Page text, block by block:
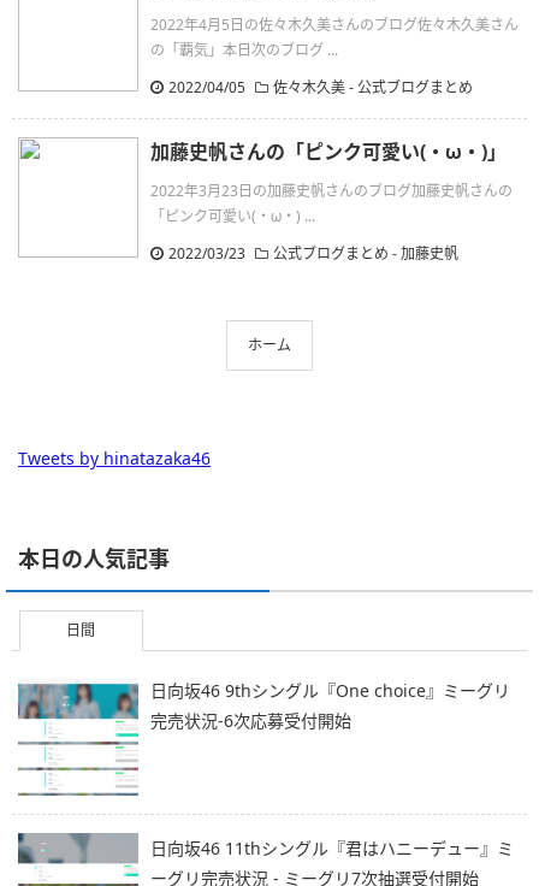
2022年4月5日の佐々木久美さんのブログ佐々木久美さん
の「覇気」本日次のブログ ...
2022/04/05
佐々木久美-公式ブログまとめ
加藤史帆さんの「ピンク可愛い(・ω・)」
2022年3月23日の加藤史帆さんのブログ加藤史帆さんの
「ピンク可愛い(・ω・) ...
2022/03/23
公式ブログまとめ -加藤史帆
ホーム
Tweets by hinatazaka46
本日の人気記事
日間
日向坂46 9thシングル『One choice』ミーグリ
完売状況-6次応募受付開始
日向坂46 11thシングル『君はハニーデュー』ミ
ーグリ完売状況 - ミーグリ7次抽選受付開始